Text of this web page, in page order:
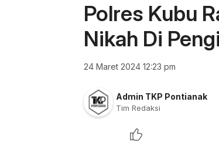
Polres Kubu
Nikah Di
24 Maret 2024 12:23 pm
Admin TKP Pontianak
Tim Redaksi